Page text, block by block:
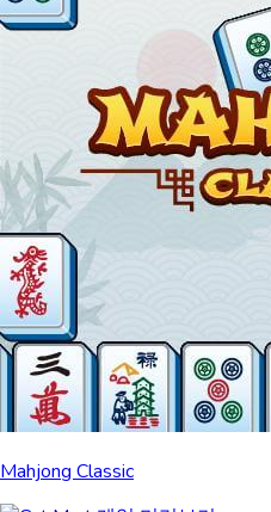
Mahjong Classic